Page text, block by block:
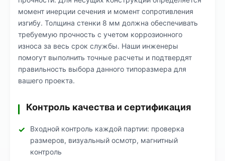
момент инерции сечения и момент сопротивления
изгибу. Толщина стенки 8 мм должна обеспечивать
требуемую прочность с учетом коррозионного
износа за весь срок службы. Наши инженеры
помогут выполнить точные расчеты и подтвердят
правильность выбора данного типоразмера для
вашего проекта.
Контроль качества и сертификация
Входной контроль каждой партии: проверка
размеров, визуальный осмотр, магнитный
контроль